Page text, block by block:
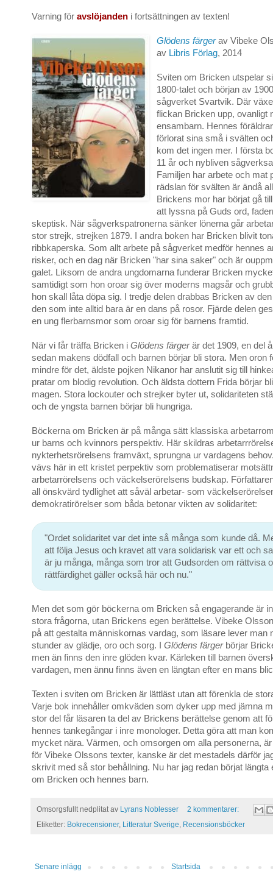
Varning för avslöjanden i fortsättningen av texten!
Glödens färgerav Vibeke
av Libris Förlag, 2014
Sviten om Bricken utspelar
1800-talet och början av
sågverket Svartvik. Där
flickan Bricken upp, ovanligt
ensambarn. Hennes
förlorat sina små i svälten
kom det ingen mer. I första
11 år och nybliven
Familjen har arbete och mat
rädslan för svälten är ändå
Brickens mor har börjat gå
att lyssna på Guds ord,
skeptisk. När sågverkspatronerna sänker lönerna går
stor strejk, strejken 1879. I andra boken har Bricken blivit
ribbkaperska. Som allt arbete på sågverket medför hennes
risker, och en dag när Bricken "har sina saker" och är
galet. Liksom de andra ungdomarna funderar Bricken
samtidigt som hon oroar sig över moderns magsår och
hon skall låta döpa sig. I tredje delen drabbas Bricken av
den som inte alltid bara är en dans på rosor. Fjärde delen
en ung flerbarnsmor som oroar sig för barnens framtid.
När vi får träffa Bricken i Glödens färgerär det 1909, en del
sedan makens dödfall och barnen börjar bli stora. Men oron
mindre för det, äldste pojken Nikanor har anslutit sig till
pratar om blodig revolution. Och äldsta dottern Frida börjar
magen. Stora lockouter och strejker byter ut, solidariteten
och de yngsta barnen börjar bli hungriga.
Böckerna om Bricken är på många sätt klassiska
ur barns och kvinnors perspektiv. Här skildras
nykterhetsrörelsens framväxt, sprungna ur vardagens
vävs här in ett kristet perpektiv som problematiserar
arbetarrörelsens och väckelserörelsens budskap.
all önskvärd tydlighet att såväl arbetar- som
demokratirörelser som båda betonar vikten av solidaritet:
"Ordet solidaritet var det inte så många som kunde då.
att följa Jesus och kravet att vara solidarisk var ett och
är ju många, många som tror att Gudsorden om rättvisa
rättfärdighet gäller också här och nu."
Men det som gör böckerna om Bricken så engagerande är
stora frågorna, utan Brickens egen berättelse. Vibeke
på att gestalta människornas vardag, som läsare lever man
stunder av glädje, oro och sorg. I Glödens färgerbörjar
men än finns den inre glöden kvar. Kärleken till barnen
vardagen, men ännu finns även en längtan efter en mans
Texten i sviten om Bricken är lättläst utan att förenkla de
Varje bok innehåller omkväden som dyker upp med jämna
stor del får läsaren ta del av Brickens berättelse genom att
hennes tankegångar i inre monologer. Detta göra att man
mycket nära. Värmen, och omsorgen om alla personerna,
för Vibeke Olssons texter, kanske är det mestadels därför
skrivit med så stor behållning. Nu har jag redan börjat längta
om Bricken och hennes barn.
Omsorgsfullt nedplitat av Lyrans Noblesser
2 kommentarer:
Etiketter: Bokrecensioner, Litteratur Sverige, Recensionsböcker
Senare inlägg Startsida